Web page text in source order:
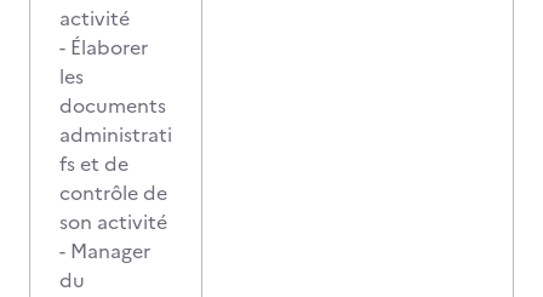
activité
- Élaborer
les
documents
administrati
fs et de
contrôle de
son activité
- Manager
du